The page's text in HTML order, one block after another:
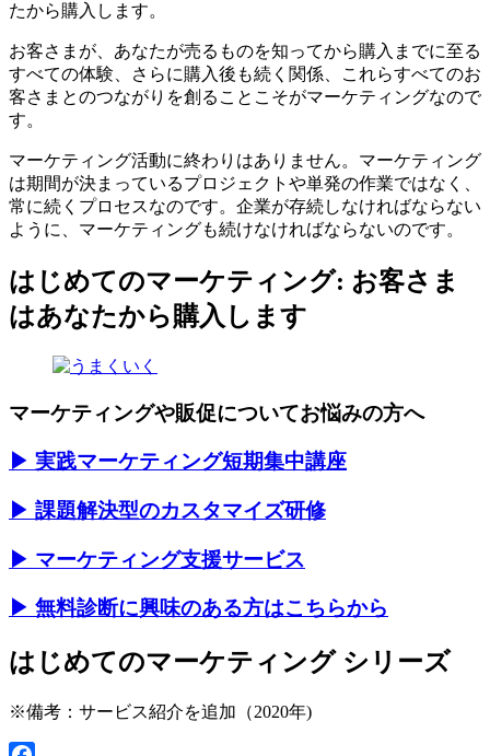
たから購入します。
お客さまが、あなたが売るものを知ってから購入までに至る
すべての体験、さらに購入後も続く関係、これらすべてのお
客さまとのつながりを創ることこそがマーケティングなので
す。
マーケティング活動に終わりはありません。マーケティング
は期間が決まっているプロジェクトや単発の作業ではなく、
常に続くプロセスなのです。企業が存続しなければならない
ように、マーケティングも続けなければならないのです。
はじめてのマーケティング: お客さま
はあなたから購入します
マーケティングや販促についてお悩みの方へ
▶ 実践マーケティング短期集中講座
▶ 課題解決型のカスタマイズ研修
▶ マーケティング支援サービス
▶ 無料診断に興味のある方はこちらから
はじめてのマーケティング シリーズ
※備考：サービス紹介を追加（2020年)